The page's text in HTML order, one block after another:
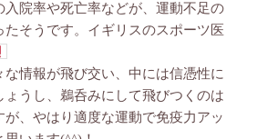
入院率や死亡率などが、運動不足の
たそうです。イギリスのスポーツ医
な情報が飛び交い、中には信憑性に
ょうし、鵜呑みにして飛びつくのは
が、やはり適度な運動で免疫力アッ